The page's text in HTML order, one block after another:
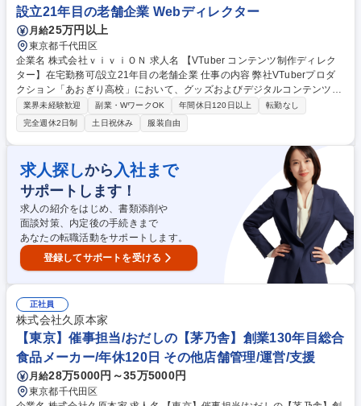
設立21年目の老舗企業 Webディレクター
月給25万円以上
東京都千代田区
企業名 株式会社ｖｉｖｉＯＮ 求人名 【VTuber コンテンツ制作ディレク
ター】在宅勤務可/設立21年目の老舗企業 仕事の内容 弊社VTuberプロダ
クション「あおぎり高校」において、グッズおよびデジタルコンテンツの
制作ディレクションをご担当いただきます。 【具体的には】 ■グッズ・デ
ジタルコンテンツの企画 ■販売におけるPR施策の立案と実行 ■クリエイテ
ィブの進行管理・監修 ■社内外関係者との各種調整 ■コンテンツのクオリ
ティコントロール 上記の業務に加えて、ご希望があればファンサイトの運
用とそれに伴う企画・制作ディレクションや、「あおぎり高校」プロジェ
クト全般の企画・制作といった業務に挑戦することも可能です。 募集職種
【VTuber コンテンツ制作ディレクター】在宅勤務可/設立21年目の老舗企
業
業界未経験歓迎 副業・WワークOK 年間休日120日以上
転勤なし
完全週休2日制
土日祝休み 服装自由
求人探しから 入社まで
サポートします！
求人の紹介をはじめ、書類添削や
面談対策、内定後の手続きまで
あなたの転職活動をサポートします。
登録してサポートを受ける
正社員
株式会社久原本家
【東京】催事担当/おだしの【茅乃舎】創業130年目総合
食品メーカー/年休120日 その他店舗管理/運営/支援
月給28万5000円～35万5000円
東京都千代田区